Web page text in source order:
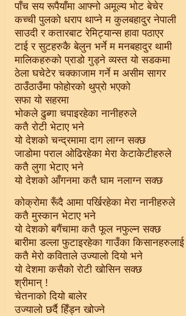
पाँच सय रूपैयाँमा आफ्नो अमूल्य भोट बेचेर
कच्ची पुलको धराप थाप्ने म कुलबहादुर नेपाली
साउदी र कतारबाट रेमिट्यान्स हावा पठाएर
टाई र सुटहरुकै बेलुन भर्ने म मनबहादुर थामी
मालिकहरुको प्राडो गुड्ने व्यस्त यो सडकमा
ठेला घचेटेर चक्काजाम गर्ने म असीम सागर
ठाउँठाउँमा फोहोरको थुप्रो भएको
सफा यो सहरमा
भोकले ढुब्गा चपाइरहेका नानीहरुले
कतै रोटी भेटाए भने
यो देशको चन्द्रमामा दाग लाग्न सक्छ
जाडोमा पराल ओढिरहेका मेरा केटाकेटीहरुले
कतै लुगा भेटाए भने
यो देशको आँगनमा कतै घाम नलाग्न सक्छ
कोक्रोमा रूँदै आमा पर्खिरहेका मेरा नानीहरुले
कतै मुस्कान भेटाए भने
यो देशको बगैंचामा कतै फूल नफुल्न सक्छ
बारीमा डल्ला फुटाइरहेका गाउँका किसानहरुलाई
कतै मेरो कविताले उज्यालो दियो भने
यो देशमा कसैको रोटी खोसिन सक्छ
श्रीमान् !
चेतनाको दियो बालेर
उज्यालो छर्दै हिँड्न खोज्ने